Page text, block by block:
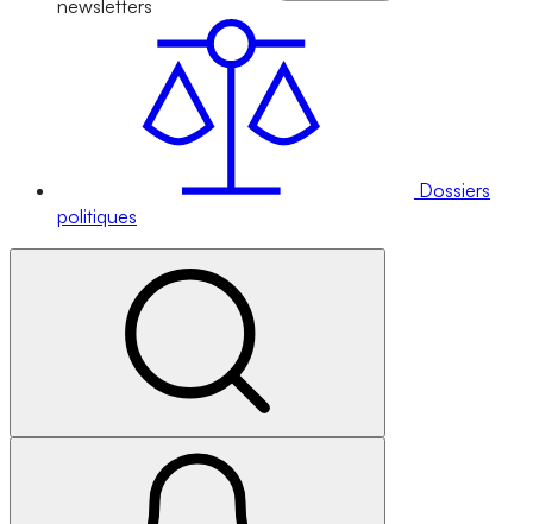
newsletters
Dossiers
politiques